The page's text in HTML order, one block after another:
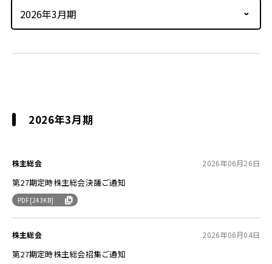
2026年3月期
株主総会 2026年06月26日
第27期定時株主総会決議ご通知
PDF[243KB]
株主総会 2026年06月04日
第27期定時株主総会招集ご通知